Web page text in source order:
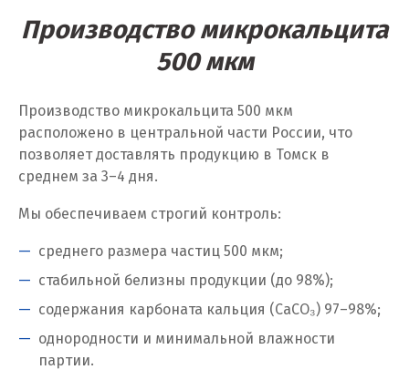
Хабаровск
Ханты-Мансийск
Химки
Ч
Чехов
Чита
Щ
Производство микрокальцита
500 мкм
Производство микрокальцита 500 мкм
расположено в центральной части России, что
позволяет доставлять продукцию в Томск в
среднем за 3–4 дня.
Мы обеспечиваем строгий контроль:
среднего размера частиц 500 мкм;
стабильной белизны продукции (до 98%);
содержания карбоната кальция (CaCO₃) 97–98%;
однородности и минимальной влажности
партии.